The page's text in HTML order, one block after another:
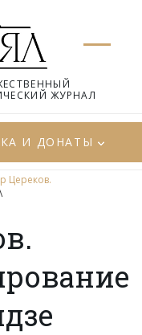
ЖУРНАЛ
И ДОНАТЫ
Цереков.
\